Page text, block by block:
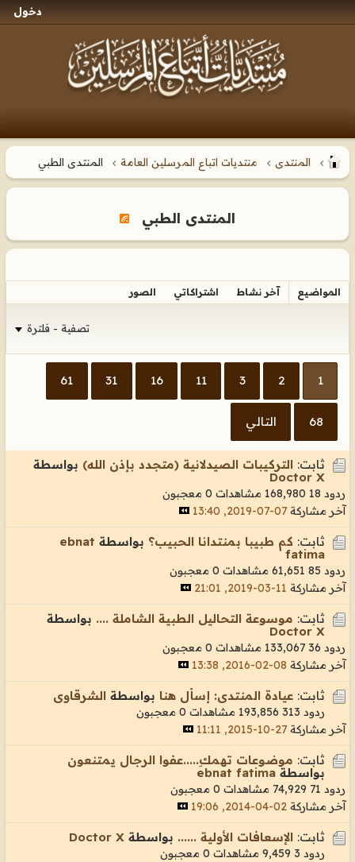
دخول
المنتدى منتديات اتباع المرسلين العامة المنتدى الطبي
المنتدى الطبي
المواضيع آخر نشاط اشتراكاتي الصور
تصفية - فلترة
1
2
3
11
16
31
61
68 التالي
ثابت: التركيبات الصيدلانية (متجدد بإذن الله) بواسطة
Doctor X
ردود 18 168,980 مشاهدات
0 معجبون
آخر مشاركة 07-07-2019, 13:40
ثابت: كم طبيبا بمنتدانا الحبيب؟ بواسطة ebnat
fatima
ردود 85 61,651 مشاهدات
0 معجبون
آخر مشاركة 11-03-2019, 21:01
ثابت: موسوعة التحاليل الطبية الشاملة .... بواسطة
Doctor X
ردود 36 133,067 مشاهدات
0 معجبون
آخر مشاركة 08-02-2016, 13:38
ثابت: عيادة المنتدى: إسأل هنا بواسطة الشرقاوى
ردود 313 193,856 مشاهدات
0 معجبون
آخر مشاركة 27-10-2015, 11:11
ثابت: موضوعات تهمكِ.....عفوا الرجال يمتنعون
بواسطة ebnat fatima
ردود 71 74,929 مشاهدات
0 معجبون
آخر مشاركة 02-04-2014, 19:06
ثابت: الإسعافات الأولية ...... بواسطة Doctor X
ردود 3 9,459 مشاهدات
0 معجبون